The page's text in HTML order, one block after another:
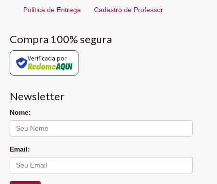
Politica de Entrega Cadastro de Professor
Compra 100% segura
Verificada por
Newsletter
Nome:
Email: